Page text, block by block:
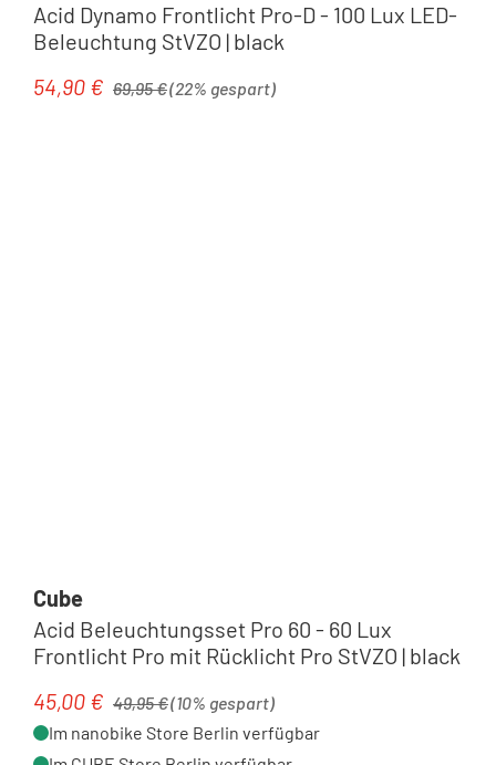
Acid Dynamo Frontlicht Pro-D - 100 Lux LED-
Beleuchtung StVZO | black
Verkaufspreis:
54,90 € Regulärer Preis:
69,95 €(22% gespart)
Cube
Acid Beleuchtungsset Pro 60 - 60 Lux
Frontlicht Pro mit Rücklicht Pro StVZO | black
Verkaufspreis:
45,00 € Regulärer Preis:
49,95 €(10% gespart)
Im nanobike Store Berlin verfügbar